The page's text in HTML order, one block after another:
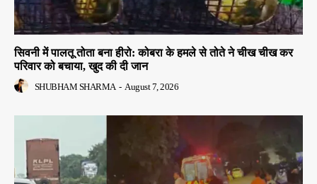
सिवनी में पालतू तोता बना हीरो: कोबरा के हमले से तोते ने चीख चीख कर
परिवार को बचाया, खुद की दी जान
SHUBHAM SHARMA - August 7, 2026